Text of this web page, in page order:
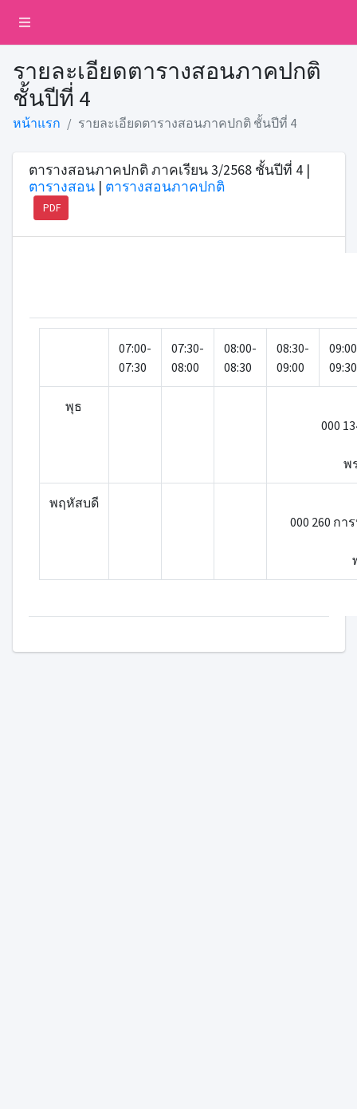
รายละเอียดตารางสอนภาคปกติ
ชั้นปีที่ 4
หน้าแรก รายละเอียดตารางสอนภาคปกติ ชั้นปีที่ 4
ตารางสอนภาคปกติ ภาคเรียน 3/2568 ชั้นปีที่ 4 |
ตารางสอน| ตารางสอนภาคปกติ
PDF
07:00-
07:30
07:30-
08:00
08:00-
08:30
08:30-
09:00
09:30
พุธ
000
พ
พฤหัสบดี
000 260 ก